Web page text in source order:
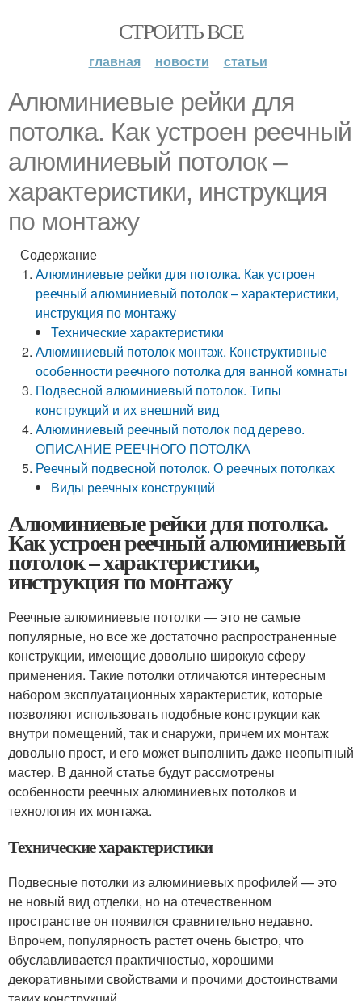
СТРОИТЬ ВСЕ
главная новости статьи
Алюминиевые рейки для
потолка. Как устроен реечный
алюминиевый потолок –
характеристики, инструкция
по монтажу
Содержание
Алюминиевые рейки для потолка. Как устроен
реечный алюминиевый потолок – характеристики,
инструкция по монтажу
Технические характеристики
Алюминиевый потолок монтаж. Конструктивные
особенности реечного потолка для ванной комнаты
Подвесной алюминиевый потолок. Типы
конструкций и их внешний вид
Алюминиевый реечный потолок под дерево.
ОПИСАНИЕ РЕЕЧНОГО ПОТОЛКА
Реечный подвесной потолок. О реечных потолках
Виды реечных конструкций
Алюминиевые рейки для потолка.
Как устроен реечный алюминиевый
потолок – характеристики,
инструкция по монтажу
Реечные алюминиевые потолки — это не самые
популярные, но все же достаточно распространенные
конструкции, имеющие довольно широкую сферу
применения. Такие потолки отличаются интересным
набором эксплуатационных характеристик, которые
позволяют использовать подобные конструкции как
внутри помещений, так и снаружи, причем их монтаж
довольно прост, и его может выполнить даже неопытный
мастер. В данной статье будут рассмотрены
особенности реечных алюминиевых потолков и
технология их монтажа.
Технические характеристики
Подвесные потолки из алюминиевых профилей — это
не новый вид отделки, но на отечественном
пространстве он появился сравнительно недавно.
Впрочем, популярность растет очень быстро, что
обуславливается практичностью, хорошими
декоративными свойствами и прочими достоинствами